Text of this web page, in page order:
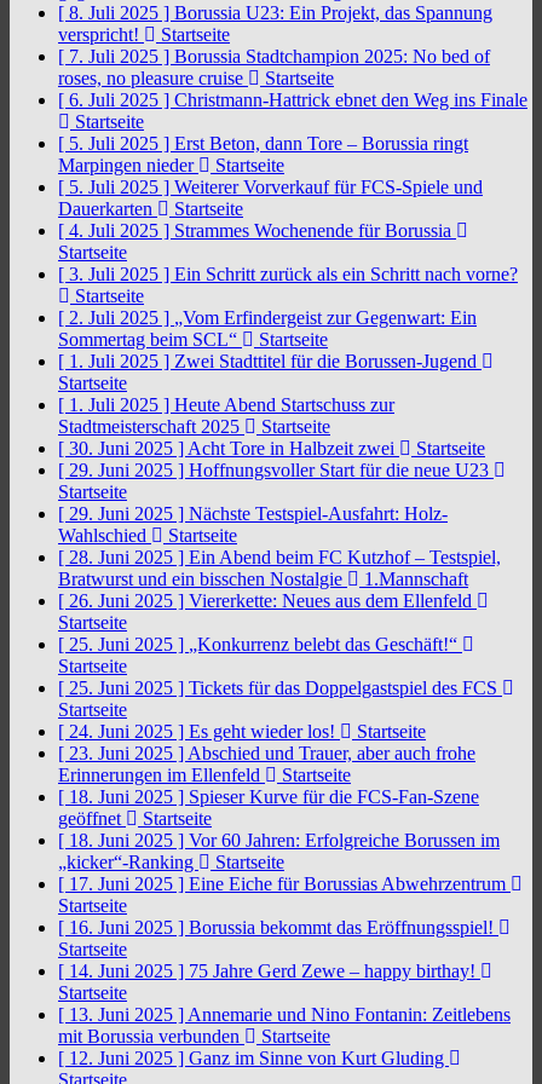
[ 8. Juli 2025 ] Borussia U23: Ein Projekt, das Spannung
verspricht!
Startseite
[ 7. Juli 2025 ] Borussia Stadtchampion 2025: No bed of
roses, no pleasure cruise
Startseite
[ 6. Juli 2025 ] Christmann-Hattrick ebnet den Weg ins Finale
Startseite
[ 5. Juli 2025 ] Erst Beton, dann Tore – Borussia ringt
Marpingen nieder
Startseite
[ 5. Juli 2025 ] Weiterer Vorverkauf für FCS-Spiele und
Dauerkarten
Startseite
[ 4. Juli 2025 ] Strammes Wochenende für Borussia
Startseite
[ 3. Juli 2025 ] Ein Schritt zurück als ein Schritt nach vorne?
Startseite
[ 2. Juli 2025 ] „Vom Erfindergeist zur Gegenwart: Ein
Sommertag beim SCL“
Startseite
[ 1. Juli 2025 ] Zwei Stadttitel für die Borussen-Jugend
Startseite
[ 1. Juli 2025 ] Heute Abend Startschuss zur
Stadtmeisterschaft 2025
Startseite
[ 30. Juni 2025 ] Acht Tore in Halbzeit zwei
Startseite
[ 29. Juni 2025 ] Hoffnungsvoller Start für die neue U23
Startseite
[ 29. Juni 2025 ] Nächste Testspiel-Ausfahrt: Holz-
Wahlschied
Startseite
[ 28. Juni 2025 ] Ein Abend beim FC Kutzhof – Testspiel,
Bratwurst und ein bisschen Nostalgie
1.Mannschaft
[ 26. Juni 2025 ] Viererkette: Neues aus dem Ellenfeld
Startseite
[ 25. Juni 2025 ] „Konkurrenz belebt das Geschäft!“
Startseite
[ 25. Juni 2025 ] Tickets für das Doppelgastspiel des FCS
Startseite
[ 24. Juni 2025 ] Es geht wieder los!
Startseite
[ 23. Juni 2025 ] Abschied und Trauer, aber auch frohe
Erinnerungen im Ellenfeld
Startseite
[ 18. Juni 2025 ] Spieser Kurve für die FCS-Fan-Szene
geöffnet
Startseite
[ 18. Juni 2025 ] Vor 60 Jahren: Erfolgreiche Borussen im
„kicker“-Ranking
Startseite
[ 17. Juni 2025 ] Eine Eiche für Borussias Abwehrzentrum
Startseite
[ 16. Juni 2025 ] Borussia bekommt das Eröffnungsspiel!
Startseite
[ 14. Juni 2025 ] 75 Jahre Gerd Zewe – happy birthay!
Startseite
[ 13. Juni 2025 ] Annemarie und Nino Fontanin: Zeitlebens
mit Borussia verbunden
Startseite
[ 12. Juni 2025 ] Ganz im Sinne von Kurt Gluding
Startseite